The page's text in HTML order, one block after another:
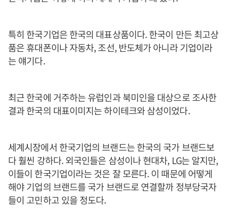
특히 한국기업은 한국의 대표상품이다. 한국이 만든 최고상
품은 휴대폰이나 자동차, 조선, 반도체가 아니라 기업이라
는 얘기다.
최근 한국에 거주하는 유럽인과 북미인을 대상으로 조사한
결과 한국의 대표이미지는 하이테크와 삼성이었다.
세계시장에서 한국기업의 브랜드는 한국의 국가 브랜드보
다 훨씬 강하다. 외국인들은 삼성이나 현대차, LG는 알지만,
이들이 한국기업이라는 것은 잘 모른다. 이 때문에 어떻게
해야 기업의 브랜드를 국가 브랜드로 연결할까 정부당국자
들이 고민하고 있을 정도다.